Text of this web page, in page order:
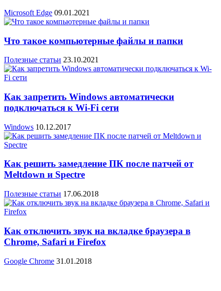
Microsoft Edge 09.01.2021
Что такое компьютерные файлы и папки
Полезные статьи 23.10.2021
Как запретить Windows автоматически
подключаться к Wi-Fi сети
Windows 10.12.2017
Как решить замедление ПК после патчей от
Meltdown и Spectre
Полезные статьи 17.06.2018
Как отключить звук на вкладке браузера в
Chrome, Safari и Firefox
Google Chrome 31.01.2018